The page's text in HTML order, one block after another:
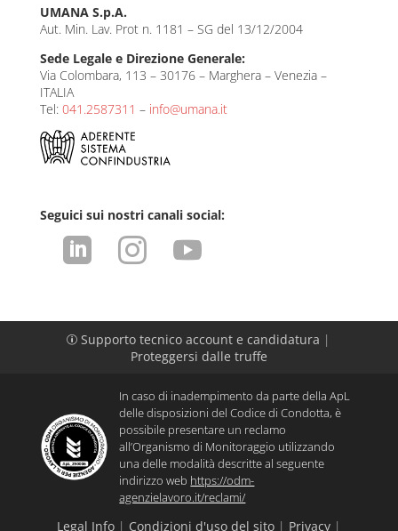
UMANA S.p.A.
Aut. Min. Lav. Prot n. 1181 – SG del 13/12/2004
Sede Legale e Direzione Generale:
Via Colombara, 113 – 30176 – Marghera – Venezia –
ITALIA
Tel: 041.2587311 – info@umana.it
Seguici sui nostri canali social:
  
p Supporto tecnico account e candidatura |
Proteggersi dalle truffe
In caso di inadempimento da parte della ApL
delle disposizioni del Codice di Condotta, è
possibile presentare un reclamo
all’Organismo di Monitoraggio utilizzando
una delle modalità descritte al seguente
indirizzo web https://odm-
agenzielavoro.it/reclami/
Legal Info| Condizioni d'uso del sito| Privacy|